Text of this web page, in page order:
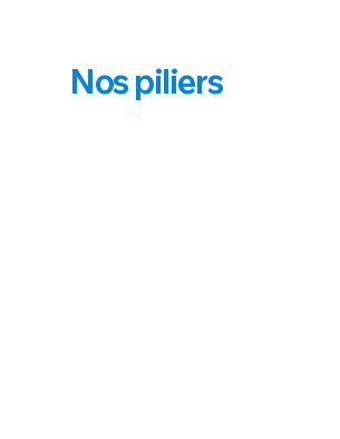
Nos piliers